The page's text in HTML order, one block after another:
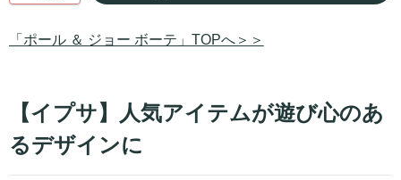
「ポール ＆ ジョー ボーテ」TOPへ＞＞
【イプサ】人気アイテムが遊び心のあ
るデザインに